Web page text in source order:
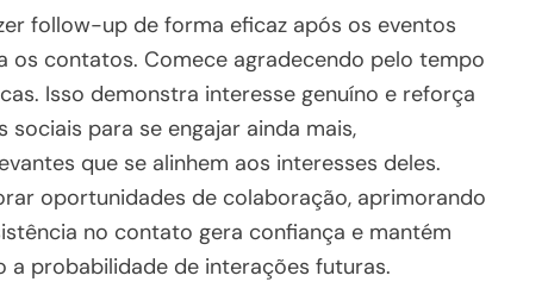
follow-up de forma eficaz após os eventos
os contatos. Comece agradecendo pelo tempo
Isso demonstra interesse genuíno e reforça
para se engajar ainda mais,
que se alinhem aos interesses deles.
oportunidades de colaboração, aprimorando
no contato gera confiança e mantém
a probabilidade de interações futuras.